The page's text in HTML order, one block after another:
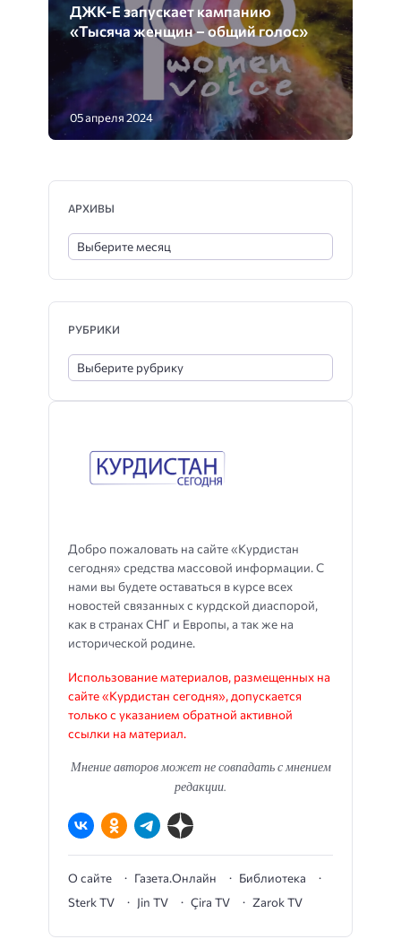
ДЖК-Е запускает кампанию
«Тысяча женщин – общий голос»
05 апреля 2024
Добро пожаловать на сайте «Курдистан
сегодня» средства массовой информации. С
нами вы будете оставаться в курсе всех
новостей связанных с курдской диаспорой,
как в странах СНГ и Европы, а так же на
исторической родине.
Использование материалов, размещенных на
сайте «Курдистан сегодня», допускается
только с указанием обратной активной
ссылки на материал.
Мнение авторов может не совпадать с мнением
редакции.
О сайте Газета.Онлайн
Библиотека
Sterk TV
Jin TV Çira TV Zarok TV
АРХИВЫ
РУБРИКИ